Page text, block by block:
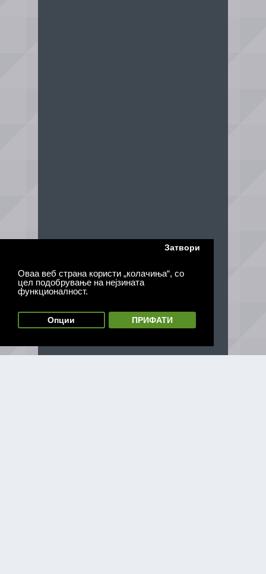
Оваа веб страна користи „колачиња“, со
цел подобрување на нејзината
функционалност.
Затвори
Опции ПРИФАТИ